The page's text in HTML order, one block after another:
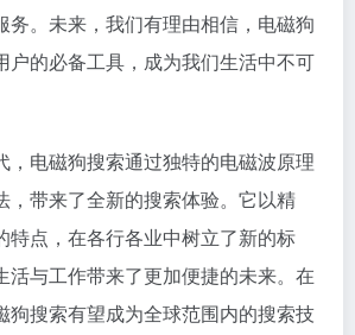
务。未来，我们有理由相信，电磁狗
户的必备工具，成为我们生活中不可
，电磁狗搜索通过独特的电磁波原理
，带来了全新的搜索体验。它以精
特点，在各行各业中树立了新的标
活与工作带来了更加便捷的未来。在
狗搜索有望成为全球范围内的搜索技